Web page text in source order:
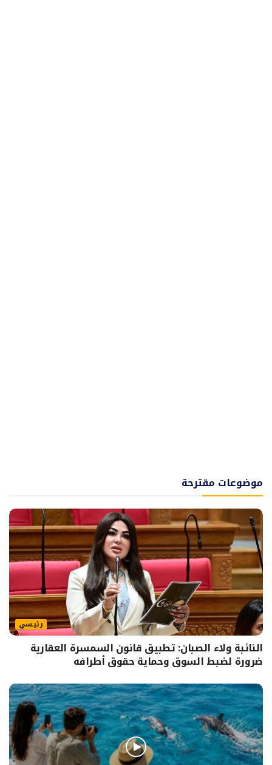
موضوعات مقترحة
رئيسي
النائبة ولاء الصبان: تطبيق قانون السمسرة العقارية
ضرورة لضبط السوق وحماية حقوق أطرافه